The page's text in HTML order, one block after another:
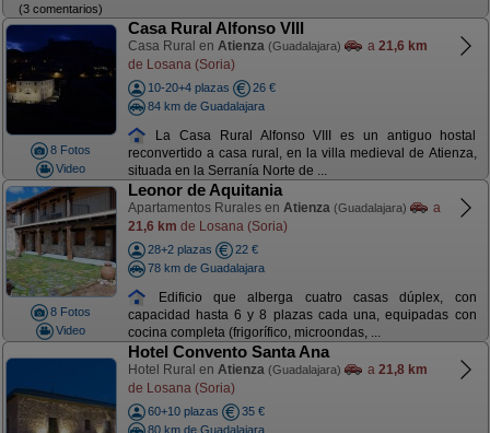
(3 comentarios)
8 Fotos
Video
Casa Rural Alfonso VIII
Casa Rural en Atienza (Guadalajara) a 21,6 km
de Losana (Soria)
10-20+4 plazas
26 €
84 km de Guadalajara
La Casa Rural Alfonso VIII es un antiguo hostal
reconvertido a casa rural, en la villa medieval de Atienza,
situada en la Serranía Norte de ...
8 Fotos
Video
Leonor de Aquitania
Apartamentos Rurales en Atienza (Guadalajara)
a
21,6 km de Losana (Soria)
28+2 plazas
22 €
78 km de Guadalajara
Edificio que alberga cuatro casas dúplex, con
capacidad hasta 6 y 8 plazas cada una, equipadas con
cocina completa (frigorífico, microondas, ...
Hotel Convento Santa Ana
Hotel Rural en Atienza (Guadalajara) a 21,8 km
de Losana (Soria)
60+10 plazas
35 €
80 km de Guadalajara